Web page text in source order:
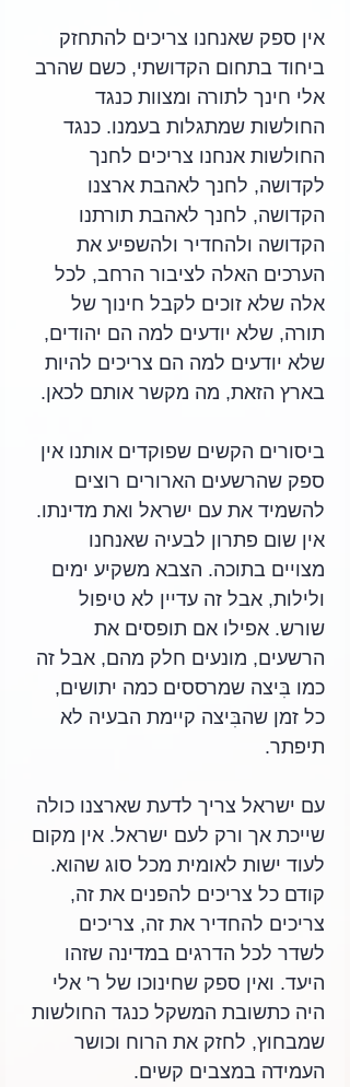
אין ספק שאנחנו צריכים להתחזק
ביחוד בתחום הקדושתי, כשם שהרב
אלי חינך לתורה ומצוות כנגד
החולשות שמתגלות בעמנו. כנגד
החולשות אנחנו צריכים לחנך
לקדושה, לחנך לאהבת ארצנו
הקדושה, לחנך לאהבת תורתנו
הקדושה ולהחדיר ולהשפיע את
הערכים האלה לציבור הרחב, לכל
אלה שלא זוכים לקבל חינוך של
תורה, שלא יודעים למה הם יהודים,
שלא יודעים למה הם צריכים להיות
בארץ הזאת, מה מקשר אותם לכאן.
ביסורים הקשים שפוקדים אותנו אין
ספק שהרשעים הארורים רוצים
להשמיד את עם ישראל ואת מדינתו.
אין שום פתרון לבעיה שאנחנו
מצויים בתוכה. הצבא משקיע ימים
ולילות, אבל זה עדיין לא טיפול
שורש. אפילו אם תופסים את
הרשעים, מונעים חלק מהם, אבל זה
כמו בִּיצה שמרססים כמה יתושים,
כל זמן שהבִּיצה קיימת הבעיה לא
תיפתר.
עם ישראל צריך לדעת שארצנו כולה
שייכת אך ורק לעם ישראל. אין מקום
לעוד ישות לאומית מכל סוג שהוא.
קודם כל צריכים להפנים את זה,
צריכים להחדיר את זה, צריכים
לשדר לכל הדרגים במדינה שזהו
היעד. ואין ספק שחינוכו של ר' אלי
היה כתשובת המשקל כנגד החולשות
שמבחוץ, לחזק את הרוח וכושר
העמידה במצבים קשים.